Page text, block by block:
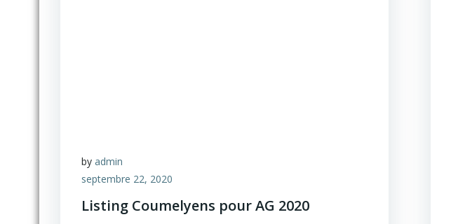
by admin
septembre 22, 2020
Listing Coumelyens pour AG 2020